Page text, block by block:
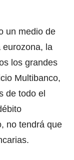
un medio de
eurozona, la
los grandes
Multibanco,
de todo el
no tendrá que